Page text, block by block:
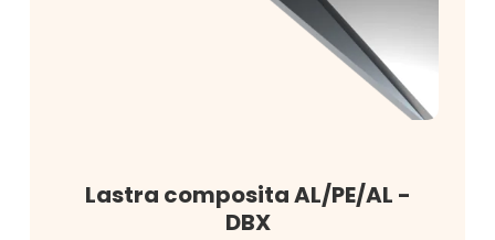
Lastra composita AL/PE/AL -
DBX